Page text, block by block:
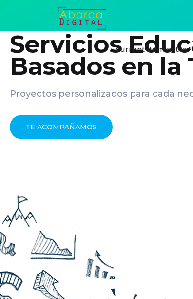
current-item
Servicios
Basados en
Proyectos personalizados para cada
TE ACOMPAÑAMOS